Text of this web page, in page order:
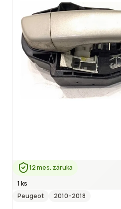
12 mes. záruka
1 ks
Peugeot
2010–2018